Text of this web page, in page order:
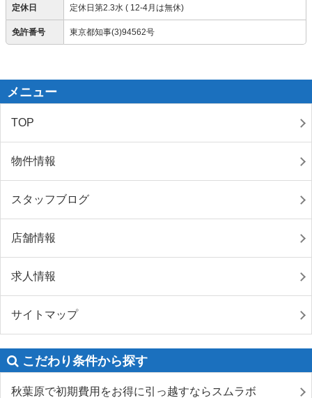
定休日 定休日第2.3水 ( 12-4月は無休)
免許番号 東京都知事(3)94562号
メニュー
TOP
物件情報
スタッフブログ
店舗情報
求人情報
サイトマップ
こだわり条件から探す
秋葉原で初期費用をお得に引っ越すならスムラボ